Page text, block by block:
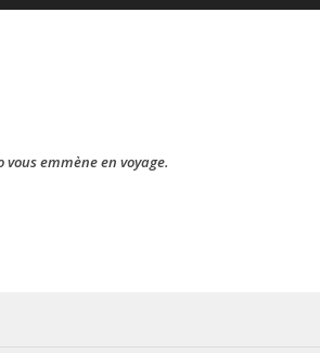
emmène en voyage.